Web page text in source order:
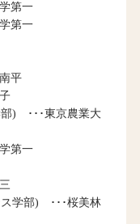
第一
第一
平
部) ･･･東京農業大
第一
ス学部) ･･･桜美林